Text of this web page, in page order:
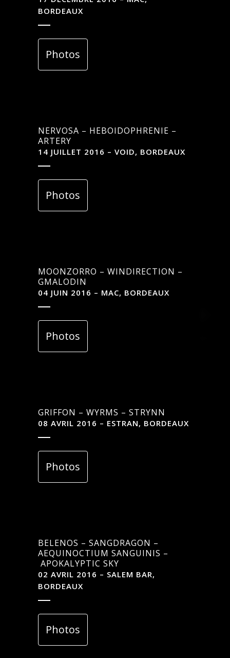
BORDEAUX
Photos
NERVOSA – HEBOIDOPHRENIE –
ARTERY
14 JUILLET 2016 – VOID, BORDEAUX
Photos
MOONZORRO – WINDIRECTION –
GMALODIN
04 JUIN 2016 – MAC, BORDEAUX
Photos
GRIFFON – WYRMS – STRYNN
08 AVRIL 2016 – ESTRAN, BORDEAUX
Photos
BELENOS – SANGDRAGON –
AEQUINOCTIUM SANGUINIS –
APOKALYPTIC SKY
02 AVRIL 2016 – SALEM BAR,
BORDEAUX
Photos